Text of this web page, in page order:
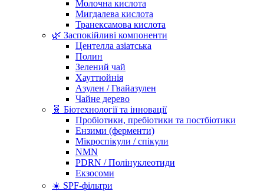
Молочна кислота
Мигдалева кислота
Транексамова кислота
🌿 Заспокійливі компоненти
Центелла азіатська
Полин
Зелений чай
Хауттюйнія
Азулен / Гвайазулен
Чайне дерево
🧬 Біотехнології та інновації
Пробіотики, пребіотики та постбіотики
Ензими (ферменти)
Мікроспікули / спікули
NMN
PDRN / Полінуклеотиди
Екзосоми
☀️ SPF-фільтри